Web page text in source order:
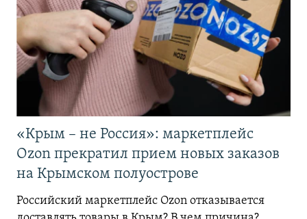
«Крым – не Россия»: маркетплейс
Ozon прекратил прием новых заказов
на Крымском полуострове
Российский маркетплейс Ozon отказывается